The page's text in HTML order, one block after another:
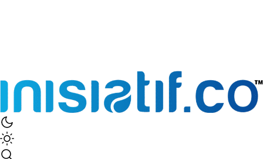
Inisiatif.co
Stay Connected Stay Informed